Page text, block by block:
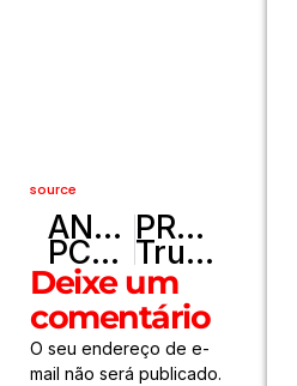
source
ANTERIOR
PCDF prende em flagrante dupla que cometia furtos em grandes centros comerciais
PRÓXIMO
Trump reitera que Powell precisa cortar juros ‘agora’ e de forma mais agressiva
Deixe um
comentário
O seu endereço de e-
mail não será publicado.